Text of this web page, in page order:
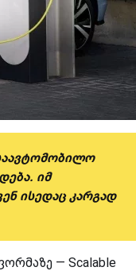
იმ
ისედაც კარგად
— Scalable